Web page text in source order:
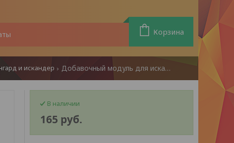
Корзина
и искандер Добавочный модуль для искандер 18м/п2
В наличии
165 руб.